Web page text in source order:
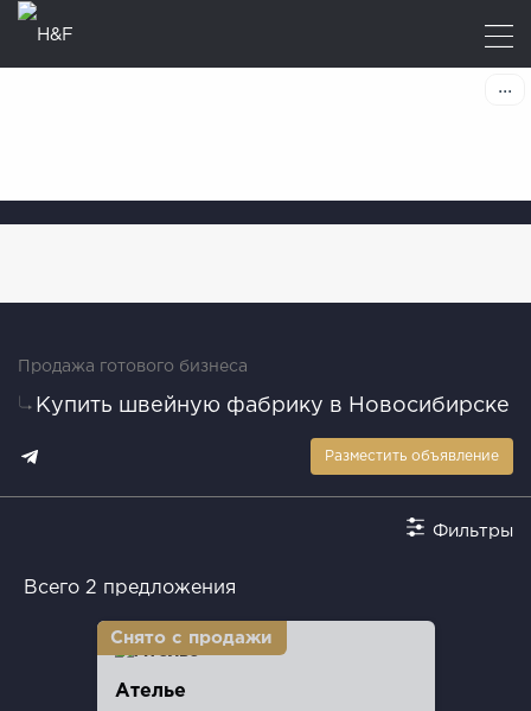
Продажа готового бизнеса
Купить швейную фабрику в Новосибирске
Разместить объявление
Фильтры
Всего 2 предложения
Ателье